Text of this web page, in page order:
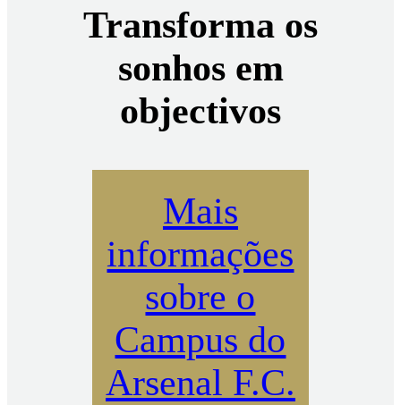
Transforma os
sonhos em
objectivos
Mais
informações
sobre o
Campus do
Arsenal F.C.